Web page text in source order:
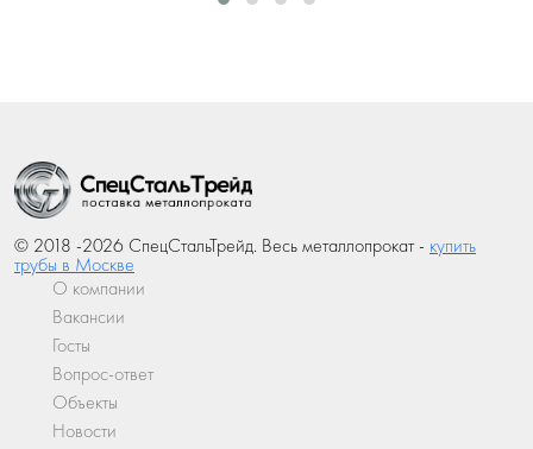
© 2018 -2026 СпецСтальТрейд. Весь металлопрокат - купить
трубы в Москве
О компании
Вакансии
Госты
Вопрос-ответ
Объекты
Новости